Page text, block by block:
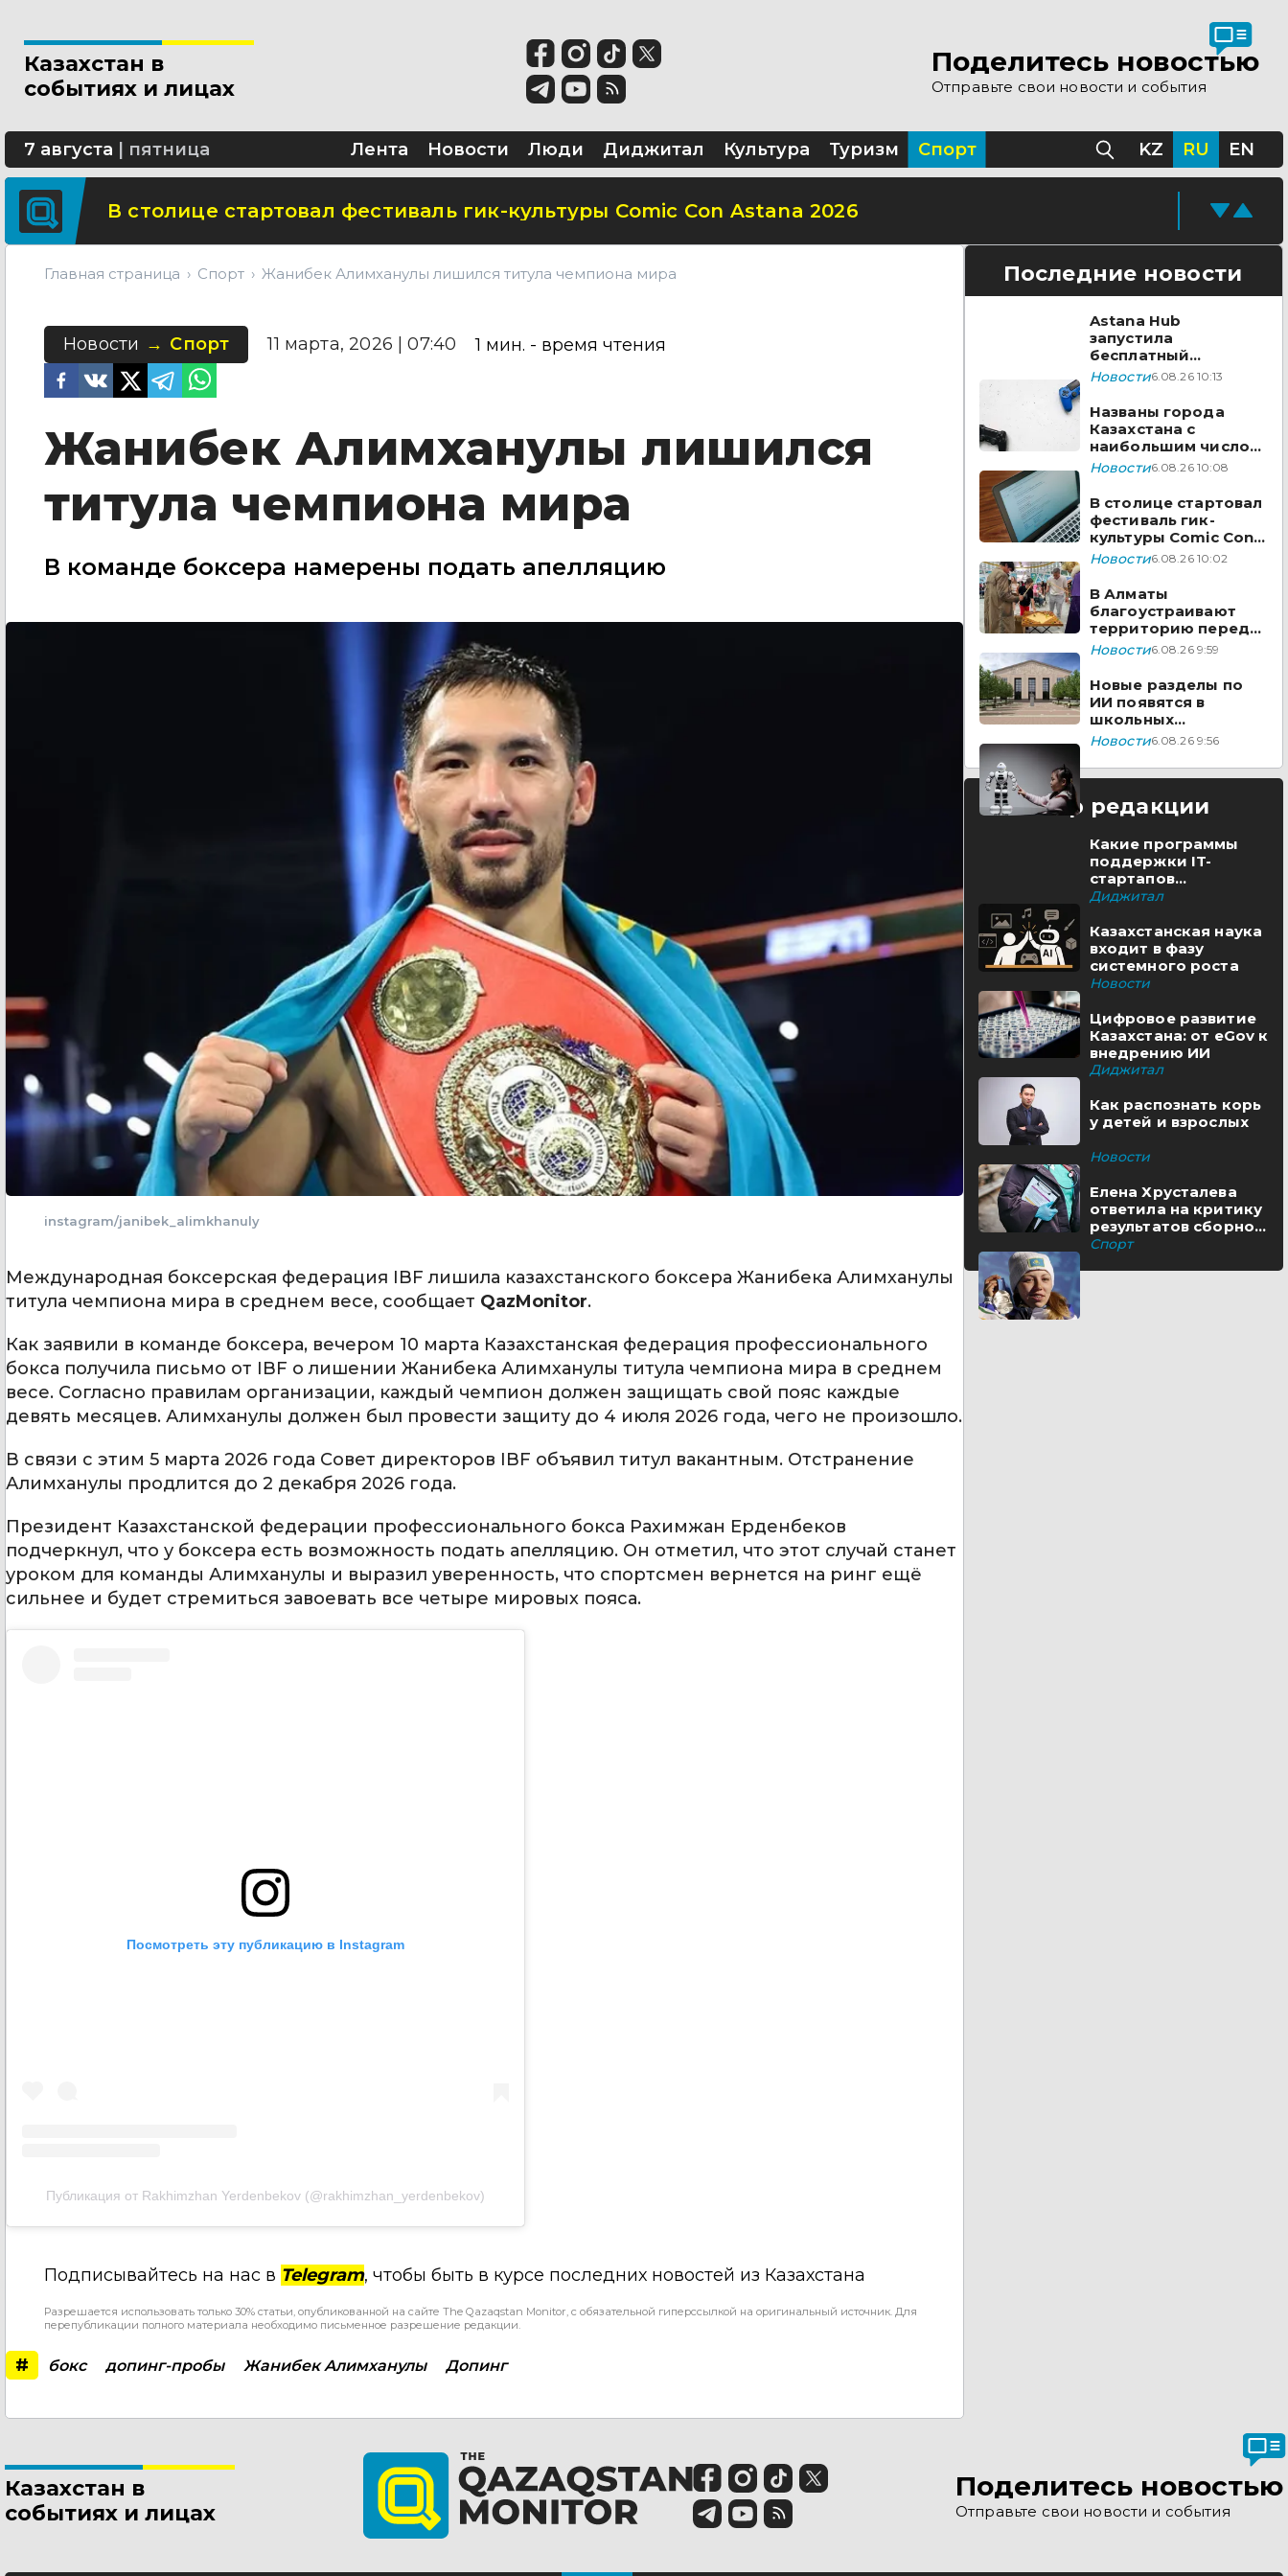
Казахстан в
событиях и лицах
Поделитесь новостью
Отправьте свои новости и события
7 августа пятница Лента Новости Люди Диджитал Культура Туризм Спорт KZ RU EN
В Алматы благоустраивают территорию перед ТЮЗом
Сколько стоит собрать ребенка в школу в Казахстане в 2026 году?
В столице стартовал фестиваль гик-культуры Comic Con Astana 2026
Главная страница Спорт Жанибек Алимханулы лишился титула чемпиона мира
Новости Спорт 11 марта, 2026 | 07:40 1 мин. - время чтения
Жанибек Алимханулы лишился
титула чемпиона мира
В команде боксера намерены подать апелляцию
instagram/janibek_alimkhanuly
Международная боксерская федерация IBF лишила казахстанского боксера Жанибека Алимханулы
титула чемпиона мира в среднем весе, сообщает QazMonitor.
Как заявили в команде боксера, вечером 10 марта Казахстанская федерация профессионального
бокса получила письмо от IBF о лишении Жанибека Алимханулы титула чемпиона мира в среднем
весе. Согласно правилам организации, каждый чемпион должен защищать свой пояс каждые
девять месяцев. Алимханулы должен был провести защиту до 4 июля 2026 года, чего не произошло.
В связи с этим 5 марта 2026 года Совет директоров IBF объявил титул вакантным. Отстранение
Алимханулы продлится до 2 декабря 2026 года.
Президент Казахстанской федерации профессионального бокса Рахимжан Ерденбеков
подчеркнул, что у боксера есть возможность подать апелляцию. Он отметил, что этот случай станет
уроком для команды Алимханулы и выразил уверенность, что спортсмен вернется на ринг ещё
сильнее и будет стремиться завоевать все четыре мировых пояса.
Посмотреть эту публикацию в Instagram
Публикация от Rakhimzhan Yerdenbekov (@rakhimzhan_yerdenbekov)
Подписывайтесь на нас в Telegram, чтобы быть в курсе последних новостей из Казахстана
Разрешается использовать только 30% статьи, опубликованной на сайте The Qazaqstan Monitor, с обязательной гиперссылкой на оригинальный источник. Для
перепубликации полного материала необходимо письменное разрешение редакции.
# бокс допинг-пробы Жанибек Алимханулы Допинг
Последние новости
Astana Hub
запустила
бесплатный
акселератор для
видеоигр
Новости6.08.26 10:13
Названы города
Казахстана с
наибольшим числом
вакансий на Enbek.kz
Новости6.08.26 10:08
В столице стартовал
фестиваль гик-
культуры Comic Con
Astana 2026
Новости6.08.26 10:02
В Алматы
благоустраивают
территорию перед
ТЮЗом
Новости6.08.26 9:59
Новые разделы по
ИИ появятся в
школьных
предметах
Новости6.08.26 9:56
Выбор редакции
Какие программы
поддержки IT-
стартапов
реализуются в
Диджитал
Казахстанская наука
входит в фазу
системного роста
Новости
Цифровое развитие
Казахстана: от eGov к
внедрению ИИ
Диджитал
Как распознать корь
у детей и взрослых
Новости
Елена Хрусталева
ответила на критику
результатов сборной
Казахстана
Спорт
Казахстан в
событиях и лицах
Поделитесь новостью
Отправьте свои новости и события